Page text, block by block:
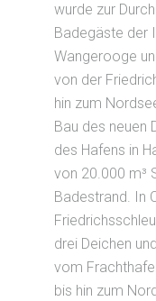
wurde zur
Badegäste der
Wangerooge
von der
hin zum
Bau des neuen
des Hafens in
von 20.000 m³
Badestrand. In
drei Deichen
vom
bis hin zum